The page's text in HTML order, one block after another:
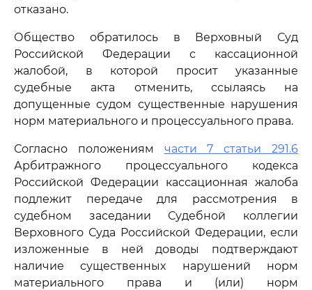
отказано.
Общество обратилось в Верховный Суд
Российской Федерации с кассационной
жалобой, в которой просит указанные
судебные акта отменить, ссылаясь на
допущенные судом существенные нарушения
норм материального и процессуального права.
Согласно положениям части 7 статьи 291.6
Арбитражного процессуального кодекса
Российской Федерации кассационная жалоба
подлежит передаче для рассмотрения в
судебном заседании Судебной коллегии
Верховного Суда Российской Федерации, если
изложенные в ней доводы подтверждают
наличие существенных нарушений норм
материального права и (или) норм